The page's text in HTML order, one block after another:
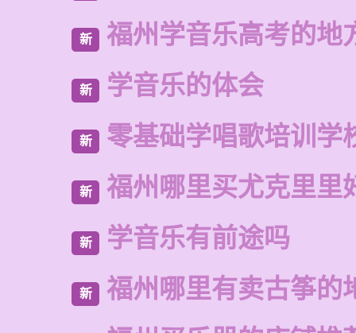
新 福州学音乐高考的地
新 学音乐的体会
新 零基础学唱歌培训学
新 福州哪里买尤克里里
新 学音乐有前途吗
新 福州哪里有卖古筝的